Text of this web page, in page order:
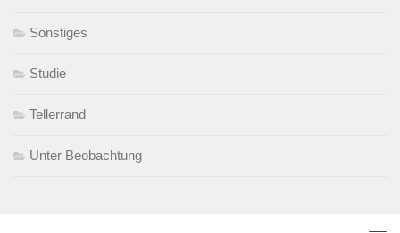
Sonstiges
Studie
Tellerrand
Unter Beobachtung